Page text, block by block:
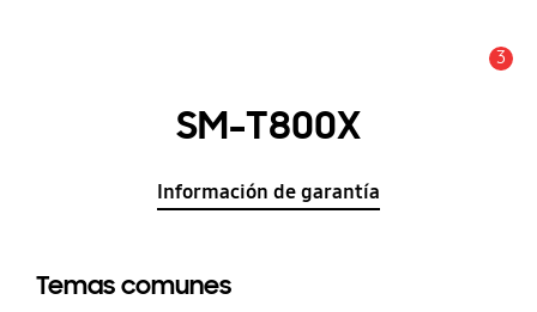
3
SM-T800X
Información de garantía
Temas comunes